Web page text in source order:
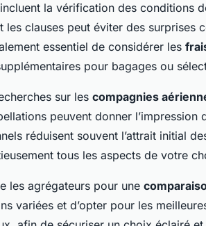
la vérification des conditions
les clauses peut éviter des surprises
essentiel de considérer les
pour bagages ou
sur les compagnies
peuvent donner l’impression
réduisent souvent l’attrait initial
tous les aspects de votre
les agrégateurs pour une
variées et d’opter pour les